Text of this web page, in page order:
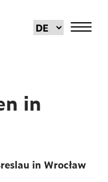
in
in Wrocław